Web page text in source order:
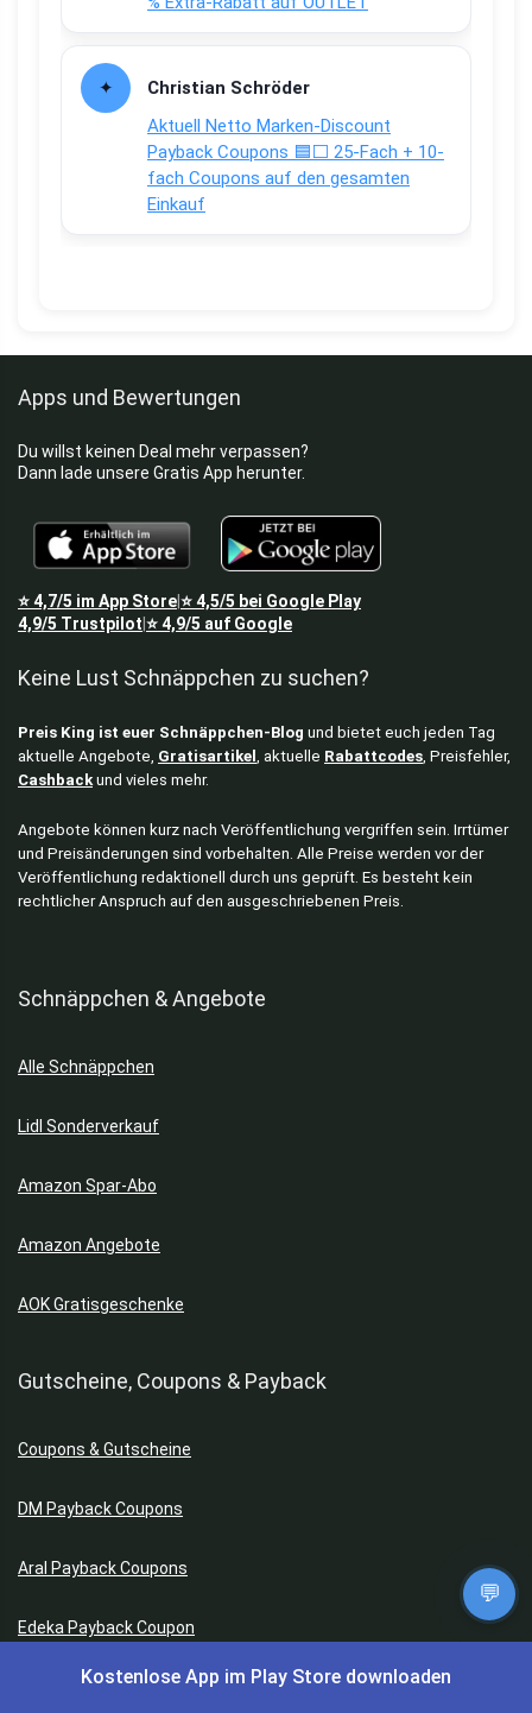
Christian Schröder
Aktuell Netto Marken-Discount
Payback Coupons 🟦⬜ 25-Fach + 10-
fach Coupons auf den gesamten
Einkauf
Apps und Bewertungen
Du willst keinen Deal mehr verpassen?
Dann lade unsere Gratis App herunter.
⭐4,7/5 im App Store⭐4,5/5 bei Google Play
4,9/5 Trustpilot ⭐4,9/5 auf Google
Keine Lust Schnäppchen zu suchen?
Preis King ist euer Schnäppchen-Blog und bietet euch jeden Tag
aktuelle Angebote, Gratisartikel , aktuelle Rabattcodes , Preisfehler,
Cashback und vieles mehr.
Angebote können kurz nach Veröffentlichung vergriffen sein. Irrtümer
und Preisänderungen sind vorbehalten. Alle Preise werden vor der
Veröffentlichung redaktionell durch uns geprüft. Es besteht kein
rechtlicher Anspruch auf den ausgeschriebenen Preis.
Schnäppchen & Angebote
Alle Schnäppchen
Lidl Sonderverkauf
Amazon Spar-Abo
Amazon Angebote
AOK Gratisgeschenke
Gutscheine, Coupons & Payback
Coupons & Gutscheine
DM Payback Coupons
Aral Payback Coupons
Edeka Payback Coupon
Burger King Gutscheine
💬
Kostenlose App im Play Store downloaden